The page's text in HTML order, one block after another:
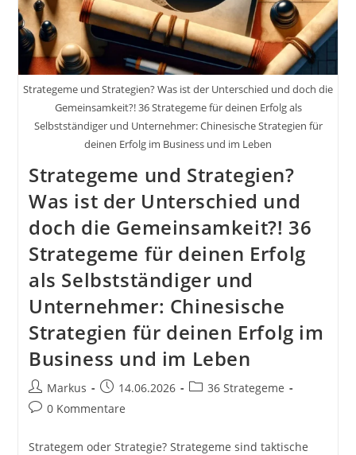
Strategeme und Strategien? Was ist der Unterschied und doch die
Gemeinsamkeit?! 36 Strategeme für deinen Erfolg als
Selbstständiger und Unternehmer: Chinesische Strategien für
deinen Erfolg im Business und im Leben
Strategeme und Strategien?
Was ist der Unterschied und
doch die Gemeinsamkeit?! 36
Strategeme für deinen Erfolg
als Selbstständiger und
Unternehmer: Chinesische
Strategien für deinen Erfolg im
Business und im Leben
Beitrags-
Autor:
Markus
Beitrag
veröffentlicht:
14.06.2026
Beitrags-
36 Strategeme
Beitrags-
0 Kommentare
Strategem oder Strategie? Strategeme sind taktische